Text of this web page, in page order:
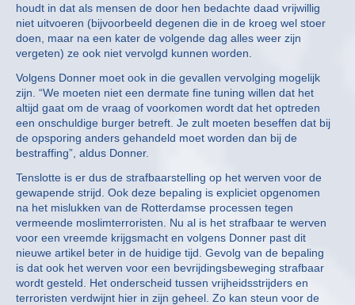
houdt in dat als mensen de door hen bedachte daad vrijwillig
niet uitvoeren (bijvoorbeeld degenen die in de kroeg wel stoer
doen, maar na een kater de volgende dag alles weer zijn
vergeten) ze ook niet vervolgd kunnen worden.
Volgens Donner moet ook in die gevallen vervolging mogelijk
zijn. “We moeten niet een dermate fine tuning willen dat het
altijd gaat om de vraag of voorkomen wordt dat het optreden
een onschuldige burger betreft. Je zult moeten beseffen dat bij
de opsporing anders gehandeld moet worden dan bij de
bestraffing”, aldus Donner.
Tenslotte is er dus de strafbaarstelling op het werven voor de
gewapende strijd. Ook deze bepaling is expliciet opgenomen
na het mislukken van de Rotterdamse processen tegen
vermeende moslimterroristen. Nu al is het strafbaar te werven
voor een vreemde krijgsmacht en volgens Donner past dit
nieuwe artikel beter in de huidige tijd. Gevolg van de bepaling
is dat ook het werven voor een bevrijdingsbeweging strafbaar
wordt gesteld. Het onderscheid tussen vrijheidsstrijders en
terroristen verdwijnt hier in zijn geheel. Zo kan steun voor de